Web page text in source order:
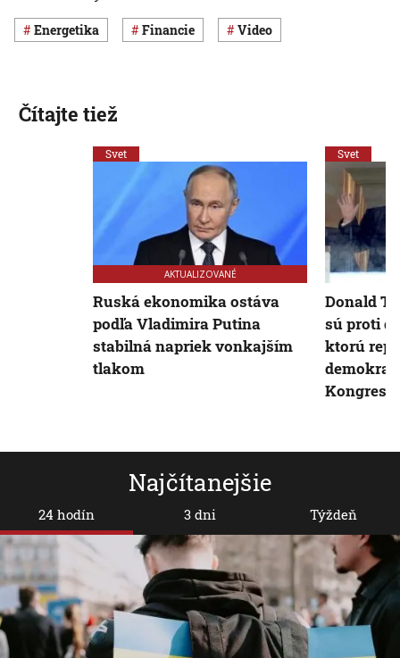
Energetika Financie Video
Najčítanejšie
24 hodín 3 dni Týždeň
Čítajte tiež
Svet
AKTUALIZOVANÉ
Ruská ekonomika ostáva
podľa Vladimira Putina
stabilná napriek vonkajším
tlakom
Svet
Donald
sú proti
ktorú
Kongrese